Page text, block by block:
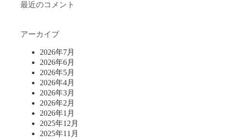
最近のコメント
アーカイブ
2026年7月
2026年6月
2026年5月
2026年4月
2026年3月
2026年2月
2026年1月
2025年12月
2025年11月